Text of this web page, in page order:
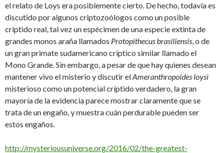
el relato de Loys era posiblemente cierto. De hecho, todavía es
discutido por algunos criptozoólogos como un posible
críptido real, tal vez un espécimen de una especie extinta de
grandes monos araña llamados Protopithecus brasiliensis, o de
un gran primate sudamericano críptico similar llamado el
Mono Grande. Sin embargo, a pesar de que hay quienes desean
mantener vivo el misterio y discutir elAmeranthropoides loysi
misterioso como un potencial críptido verdadero, la gran
mayoría de la evidencia parece mostrar claramente que se
trata de un engaño, y muestra cuán perdurable pueden ser
estos engaños.
http://mysteriousuniverse.org/2016/02/the-greatest-